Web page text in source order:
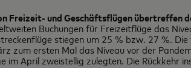
Freizeit- undGeschäftsflügen übertreffen
Buchungen für Freizeitflüge das
stiegen um 25 % bzw. 27 %.
zum ersten Mal das Niveau vor der
im April zweistellig zulegten. Die Rückkehr